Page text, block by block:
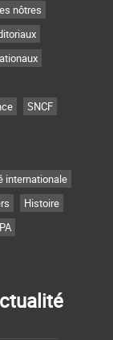
nôtres
SNCF
internationale
Histoire